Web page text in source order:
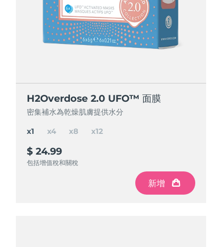
H2Overdose 2.0 UFO™ 面膜
密集補水為乾燥肌膚提供水分
$ 24.99
包括增值稅和關稅
新增
H2Overdose 2.0 UFO™ 面膜
密集補水為乾燥肌膚提供水分
$ 84.97
包括增值稅和關稅
新增
H2Overdose 2.0 UFO™ 面膜
密集補水為乾燥肌膚提供水分
$ 150 $ 199.92
包括增值稅和關稅
新增
H2Overdose 2.0 UFO™ 面膜
密集補水為乾燥肌膚提供水分
$ 195 $ 299.88
包括增值稅和關稅
新增
x1 x4 x8 x12